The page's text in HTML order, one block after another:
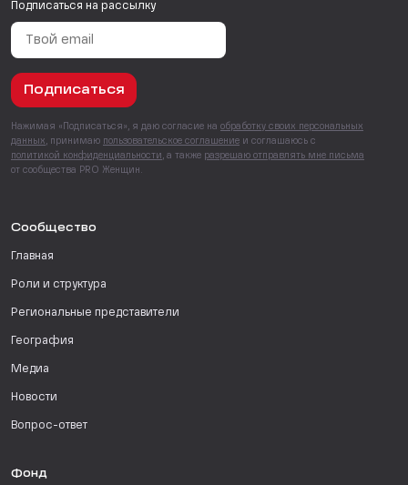
Подписаться на рассылку
Подписаться
Нажимая «Подписаться», я даю согласие на обработку своих персональных
данных , принимаю пользовательское соглашение и соглашаюсь с
политикой конфиденциальности , а также разрешаю отправлять мне письма
от сообщества PRO Женщин.
Сообщество
Главная
Роли и структура
Региональные представители
География
Медиа
Новости
Вопрос-ответ
Фонд